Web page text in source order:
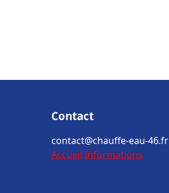
Contact
contact@chauffe-eau-46.fr
Accueil Informations